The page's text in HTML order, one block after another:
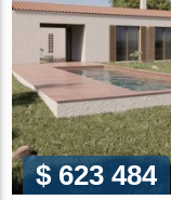
$ 623 484